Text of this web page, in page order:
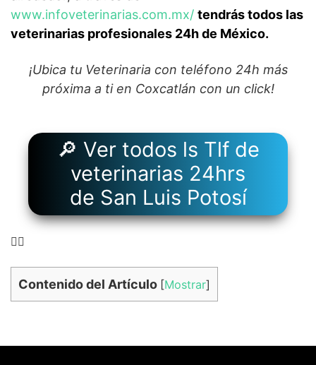
www.infoveterinarias.com.mx/ tendrás todos las
veterinarias profesionales 24h de México.
¡Ubica tu Veterinaria con teléfono 24h más
próxima a ti en Coxcatlán con un click!
🔎 Ver todos ls Tlf de
veterinarias 24hrs
de San Luis Potosí
👉🏻
Contenido del Artículo [Mostrar]